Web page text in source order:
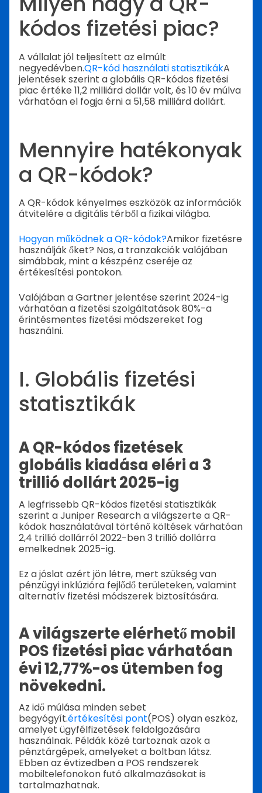
kódos fizetési piac?
A vállalat jól teljesített az elmúlt
negyedévben.QR-kód használati statisztikákA
jelentések szerint a globális QR-kódos fizetési
piac értéke 11,2 milliárd dollár volt, és 10 év múlva
várhatóan el fogja érni a 51,58 milliárd dollárt.
Mennyire hatékonyak
a QR-kódok?
A QR-kódok kényelmes eszközök az információk
átvitelére a digitális térből a fizikai világba.
Hogyan működnek a QR-kódok?Amikor fizetésre
használják őket? Nos, a tranzakciók valójában
simábbak, mint a készpénz cseréje az
értékesítési pontokon.
Valójában a Gartner jelentése szerint 2024-ig
várhatóan a fizetési szolgáltatások 80%-a
érintésmentes fizetési módszereket fog
használni.
I. Globális fizetési
statisztikák
A QR-kódos fizetések
globális kiadása eléri a 3
trillió dollárt 2025-ig
A legfrissebb QR-kódos fizetési statisztikák
szerint a Juniper Research a világszerte a QR-
kódok használatával történő költések várhatóan
2,4 trillió dollárról 2022-ben 3 trillió dollárra
emelkednek 2025-ig.
Ez a jóslat azért jön létre, mert szükség van
pénzügyi inklúzióra fejlődő területeken, valamint
alternatív fizetési módszerek biztosítására.
A világszerte elérhető mobil
POS fizetési piac várhatóan
évi 12,77%-os ütemben fog
növekedni.
Az idő múlása minden sebet
begyógyít.értékesítési pont(POS) olyan eszköz,
amelyet ügyfélfizetések feldolgozására
használnak. Példák közé tartoznak azok a
pénztárgépek, amelyeket a boltban látsz.
Ebben az évtizedben a POS rendszerek
mobiltelefonokon futó alkalmazásokat is
tartalmazhatnak.